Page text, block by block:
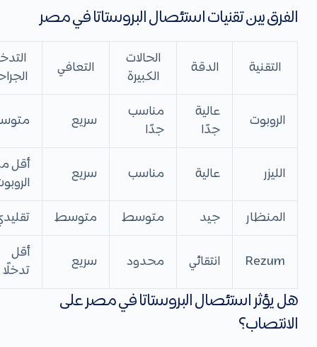
الفرق بين تقنيات استئصال البروستاتا في مصر
التقنية الدقة
الحالات
الكبيرة
التعافي
الروبوت
عالية
جدًا
مناسب
جدًا
سريع
الليزر عالية مناسب سريع
أقل
المنظار
جيد متوسط متوسط
Rezum انتقائي محدود سريع
أقل
تدخلًا
هل يؤثر استئصال البروستاتا في مصر على
الانتصاب؟